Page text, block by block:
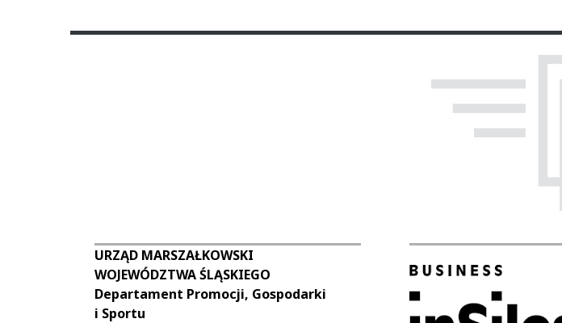
URZĄD MARSZAŁKOWSKI
WOJEWÓDZTWA ŚLĄSKIEGO
Departament Promocji, Gospodarki
i Sportu